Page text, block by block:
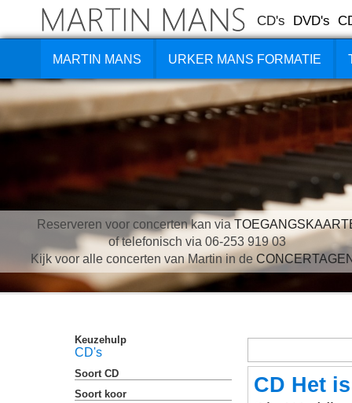
CD's DVD's
MARTIN MANS URKER MANS FORMATIE
Reserveren voor concerten kan via
of telefonisch via 06-253 919 03
Kijk voor alle concerten van Martin in de
Keuzehulp
CD's
Soort CD
Soort koor
CD Het